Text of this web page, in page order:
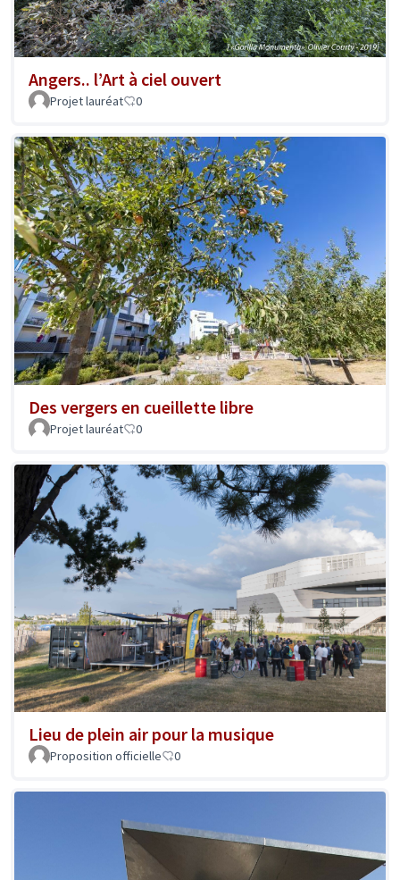
Angers.. l’Art à ciel ouvert
Projet lauréat 0
Des vergers en cueillette libre
Projet lauréat 0
Lieu de plein air pour la musique
Proposition officielle 0